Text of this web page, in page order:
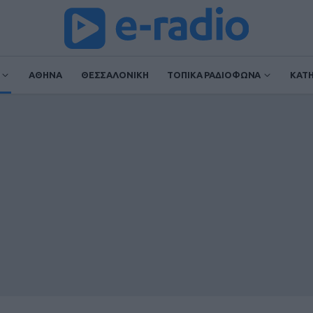
ΑΘΗΝΑ ΘΕΣΣΑΛΟΝΙΚΗ ΤΟΠΙΚΑ ΡΑΔΙΟΦΩΝΑ